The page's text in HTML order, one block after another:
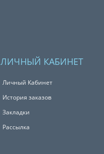
ЛИЧНЫЙ КАБИНЕТ
Личный Кабинет
История заказов
Закладки
Рассылка